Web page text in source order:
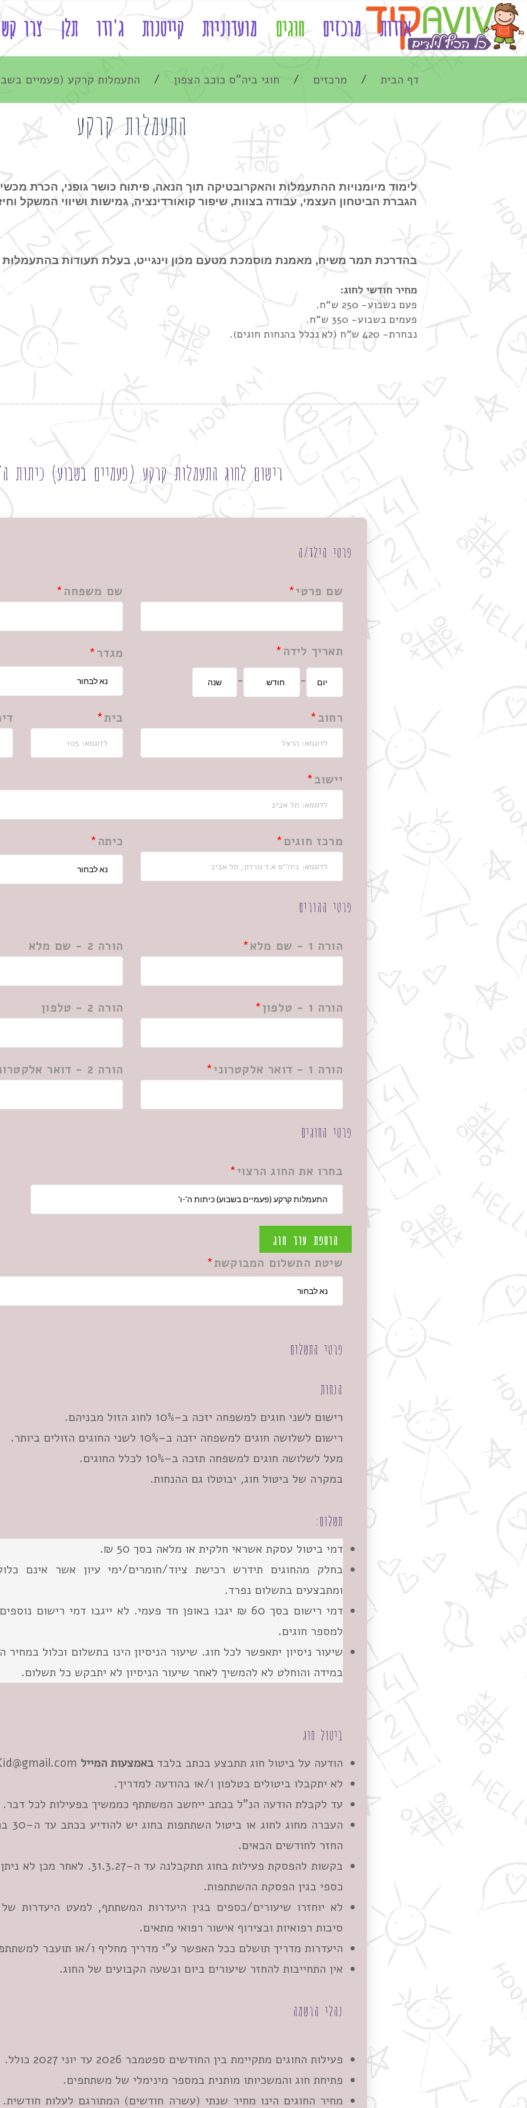
אודות מרכזים חוגים מועדוניות קייטנות ג'ודו תלן צרו
דף הבית מרכזים חוגי ביה"ס כוכב הצפון התעמלות קרקע (פעמיים
התעמלות קרקע
לימוד מיומנויות ההתעמלות והאקרובטיקה תוך הנאה, פיתוח כושר גופני, הכרת
הגברת הביטחון העצמי, עבודה בצוות, שיפור קואורדינציה, גמישות ושיווי המשקל
בהדרכת תמר משיח, מאמנת מוסמכת מטעם מכון וינגייט, בעלת תעודות בהתעמלות
מחיר חודשי לחוג:
פעם בשבוע- 250 ש"ח.
פעמים בשבוע- 350 ש"ח.
נבחרת- 420 ש"ח (לא נכלל בהנחות חוגים).
רישום לחוג התעמלות קרקע (פעמיים בשבוע) כיתות
פרטי הילד/ה
שם פרטי שם משפחה
תאריך לידה
-
-
מגדר
רחוב בית
יישוב
מרכז חוגים כיתה
פרטי ההורים
הורה 1 - שם מלא הורה 2 - שם מלא
הורה 1 - טלפון הורה 2 - טלפון
הורה 1 - דואר אלקטרוני הורה 2 - דואר אלקטרוני
פרטי החוגים
בחרו את החוג הרצוי
הוספת עוד חוג
נהלי הרשמה
פעילות החוגים מתקיימת בין החודשים ספטמבר 2026 עד יוני 2027 כולל.
פתיחת חוג והמשכיותו מותנית במספר מינימלי של משתתפים.
מחיר החוגים הינו מחיר שנתי (עשרה חודשים) המתורגם לעלות
ביטול חוג
הודעה על ביטול חוג תתבצע בכתב בלבדבאמצעות המייל
לא יתקבלו ביטולים בטלפון ו/או בהודעה למדריך.
עד לקבלת הודעה הנ"ל בכתב ייחשב המשתתף כממשיך בפעילות לכל דבר.
החזר לחודשים הבאים.
בקשות להפסקת פעילות בחוג תתקבלנה עד
כספי בגין הפסקת ההשתתפות.
לא יוחזרו שיעורים/כספים בגין היעדרות המשתתף, למעט היעדרות
סיבות רפואיות ובצירוף אישור רפואי מתאים.
היעדרות מדריך תושלם ככל האפשר ע"י מדריך מחליף ו/או תועבר
אין התחייבות להחזר שיעורים ביום ובשעה הקבועים של החוג.
הנחות
רישום לשני חוגים למשפחה יזכה ב–10% לחוג הזול מבניהם.
רישום לשלושה חוגים למשפחה יזכה ב–10% לשני החוגים הזולים ביותר.
מעל לשלושה חוגים למשפחה תזכה ב–10% לכלל החוגים.
במקרה של ביטול חוג, יבוטלו גם ההנחות.
תשלום:
דמי ביטול עסקת אשראי חלקית או מלאה בסך 50 ₪.
בחלק מהחוגים תידרש רכישת ציוד/חומרים/ימי עיון אשר אינם
ומתבצעים בתשלום נפרד.
דמי רישום בסך 60 ₪ יגבו באופן חד פעמי. לא ייגבו דמי רישום
למספר חוגים.
שיעור ניסיון יתאפשר לכל חוג. שיעור הניסיון הינו בתשלום וכלול
במידה והוחלט לא להמשיך לאחר שיעור הניסיון לא יתבקש כל תשלום.
פרטי התשלום
שיטת התשלום המבוקשת